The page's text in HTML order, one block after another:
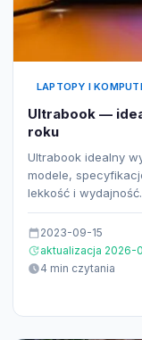
LAPTOPY I
Ultrabook —
roku
Ultrabook idealny
modele,
lekkość i
2023-09-15
aktualizacja 2026-
4 min czytania